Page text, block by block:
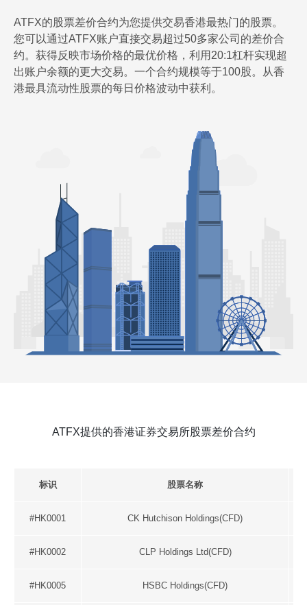
ATFX的股票差价合约为您提供交易香港最热门的股票。
您可以通过ATFX账户直接交易超过50多家公司的差价合
约。获得反映市场价格的最优价格，利用20:1杠杆实现超
出账户余额的更大交易。一个合约规模等于100股。从香
港最具流动性股票的每日价格波动中获利。
ATFX提供的香港证券交易所股票差价合约
标识 股票名称
#HK0001 CK Hutchison Holdings(CFD)
#HK0002 CLP Holdings Ltd(CFD)
#HK0005 HSBC Holdings(CFD)